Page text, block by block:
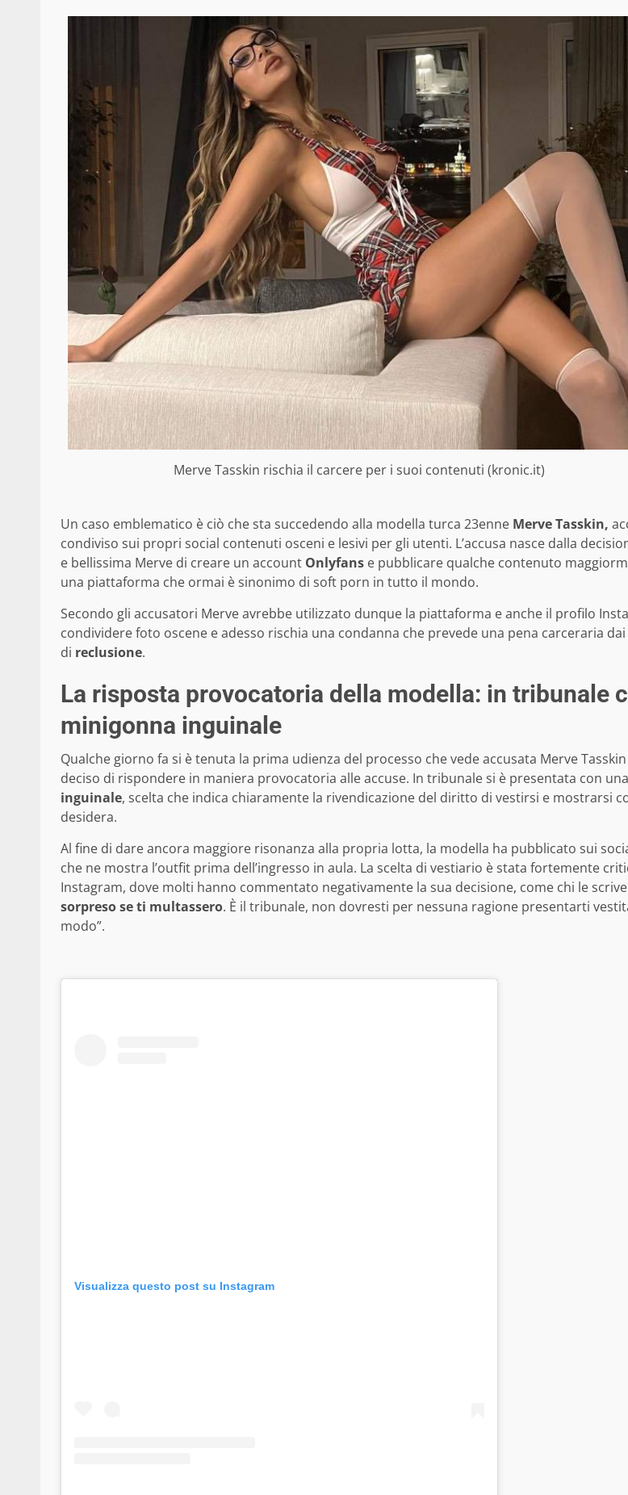
Merve Tasskin rischia il carcere per i suoi contenuti (kronic.it)
Un caso emblematico è ciò che sta succedendo alla modella turca 23enne Merve Tasskin,
condiviso sui propri social contenuti osceni e lesivi per gli utenti. L’accusa nasce dalla
e bellissima Merve di creare un account Onlyfans e pubblicare qualche contenuto
una piattaforma che ormai è sinonimo di soft porn in tutto il mondo.
Secondo gli accusatori Merve avrebbe utilizzato dunque la piattaforma e anche il profilo
condividere foto oscene e adesso rischia una condanna che prevede una pena carceraria dai
di reclusione.
La risposta provocatoria della modella: in tribunale
minigonna inguinale
Qualche giorno fa si è tenuta la prima udienza del processo che vede accusata Merve
deciso di rispondere in maniera provocatoria alle accuse. In tribunale si è presentata con una
inguinale, scelta che indica chiaramente la rivendicazione del diritto di vestirsi e mostrarsi
desidera.
Al fine di dare ancora maggiore risonanza alla propria lotta, la modella ha pubblicato sui
che ne mostra l’outfit prima dell’ingresso in aula. La scelta di vestiario è stata fortemente
Instagram, dove molti hanno commentato negativamente la sua decisione, come chi le
sorpreso se ti multassero. È il tribunale, non dovresti per nessuna ragione presentarti
modo”.
Visualizza questo post su Instagram